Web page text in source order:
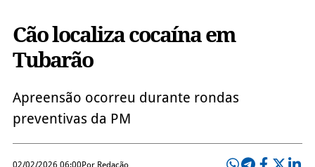
Cão localiza cocaína em
Tubarão
Apreensão ocorreu durante rondas
preventivas da PM
02/02/2026 06:00Por Redação